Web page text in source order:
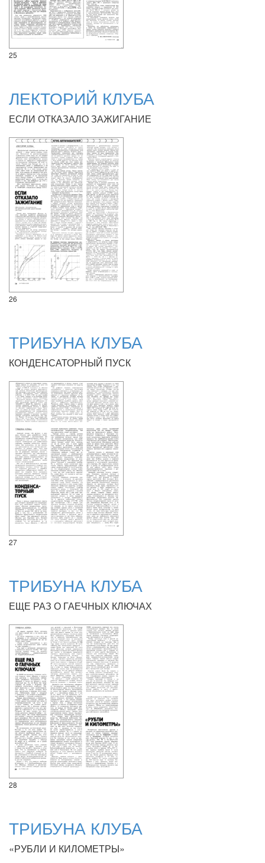
25
ЛЕКТОРИЙ КЛУБА
ЕСЛИ ОТКАЗАЛО ЗАЖИГАНИЕ
26
ТРИБУНА КЛУБА
КОНДЕНСАТОРНЫЙ ПУСК
27
ТРИБУНА КЛУБА
ЕЩЕ РАЗ О ГАЕЧНЫХ КЛЮЧАХ
28
ТРИБУНА КЛУБА
«РУБЛИ И КИЛОМЕТРЫ»